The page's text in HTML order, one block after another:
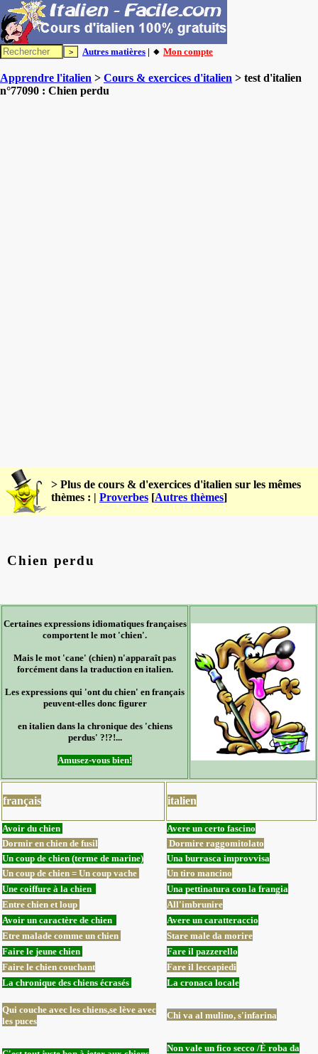
Autres matières | 🔸 Mon compte
Apprendre l'italien > Cours & exercices d'italien > test d'italien
n°77090 : Chien perdu
> Plus de cours & d'exercices d'italien sur les mêmes
thèmes : | Proverbes [Autres thèmes]
Chien perdu
Certaines expressions idiomatiques françaises
comportent le mot 'chien'.
Mais le mot 'cane' (chien) n'apparaît pas
forcément dans la traduction en italien.
Les expressions qui 'ont du chien' en français
peuvent-elles donc figurer
en italien dans la chronique des 'chiens
perdus' ?!?!...
Amusez-vous bien!
français italien
Avoir du chien
Avere un certo fascino
Dormir en chien de fusil
Dormire raggomitolato
Un coup de chien (terme de marine)
Una burrasca improvvisa
Un coup de chien = Un coup vache
Un tiro mancino
Une coiffure à la chien
Una pettinatura con la frangia
Entre chien et loup
All'imbrunire
Avoir un caractère de chien
Avere un caratteraccio
Etre malade comme un chien
Stare male da morire
Faire le jeune chien
Fare il pazzerello
Faire le chien couchant
Fare il leccapiedi
La chronique des chiens écrasés
La cronaca locale
Qui couche avec les chiens,se lève avec
les puces
Chi va al mulino, s'infarina
Non vale un fico secco /È roba da